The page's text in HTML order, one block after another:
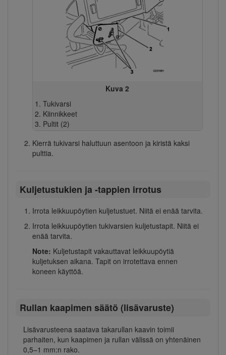
Kuva 2
Tukivarsi
Kiinnikkeet
Pultit (2)
Kierrä tukivarsi haluttuun asentoon ja kiristä kaksi
pulttia.
Kuljetustukien ja -tappien irrotus
Irrota leikkuupöytien kuljetustuet. Niitä ei enää tarvita.
Irrota leikkuupöytien tukivarsien kuljetustapit. Niitä ei
enää tarvita.
Note: Kuljetustapit vakauttavat leikkuupöytiä
kuljetuksen aikana. Tapit on irrotettava ennen
koneen käyttöä.
Rullan kaapimen säätö (lisävaruste)
Lisävarusteena saatava takarullan kaavin toimii
parhaiten, kun kaapimen ja rullan välissä on yhtenäinen
0,5–1 mm:n rako.